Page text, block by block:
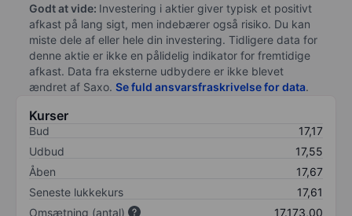
Godt at vide: Investering i aktier giver typisk et positivt
afkast på lang sigt, men indebærer også risiko. Du kan
miste dele af eller hele din investering. Tidligere data for
denne aktie er ikke en pålidelig indikator for fremtidige
afkast. Data fra eksterne udbydere er ikke blevet
ændret af Saxo. Se fuld ansvarsfraskrivelse for data.
Kurser
Bud
17,17
Udbud
17,55
Åben
17,67
Seneste lukkekurs
17,61
Omsætning (antal)
17.173,00